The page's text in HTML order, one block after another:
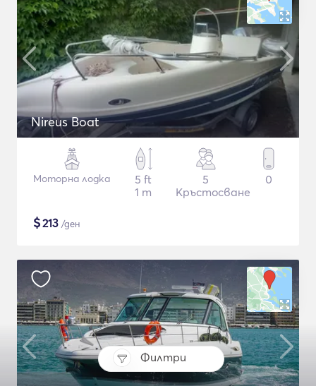
Филтри
Nireus Boat
Моторна лодка
5 ft
1 m
5
Кръстосване
0
$213 /ден